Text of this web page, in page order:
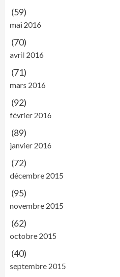
(59)
mai 2016
(70)
avril 2016
(71)
mars 2016
(92)
février 2016
(89)
janvier 2016
(72)
décembre 2015
(95)
novembre 2015
(62)
octobre 2015
(40)
septembre 2015